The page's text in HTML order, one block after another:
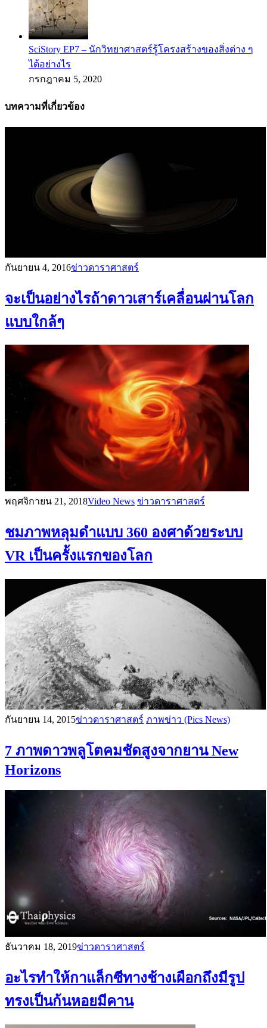
SciStory EP7 – นักวิทยาศาสตร์รู้โครงสร้างของสิ่งต่าง ๆ
ได้อย่างไร
กรกฎาคม 5, 2020
บทความที่เกี่ยวข้อง
กันยายน 4, 2016ข่าวดาราศาสตร์
จะเป็นอย่างไรถ้าดาวเสาร์เคลื่อนผ่านโลก
แบบใกล้ๆ
พฤศจิกายน 21, 2018Video News ข่าวดาราศาสตร์
ชมภาพหลุมดำแบบ 360 องศาด้วยระบบ
VR เป็นครั้งแรกของโลก
กันยายน 14, 2015ข่าวดาราศาสตร์ ภาพข่าว (Pics News)
7 ภาพดาวพลูโตคมชัดสูงจากยาน New
Horizons
ธันวาคม 18, 2019ข่าวดาราศาสตร์
อะไรทำให้กาแล็กซีทางช้างเผือกถึงมีรูป
ทรงเป็นก้นหอยมีคาน